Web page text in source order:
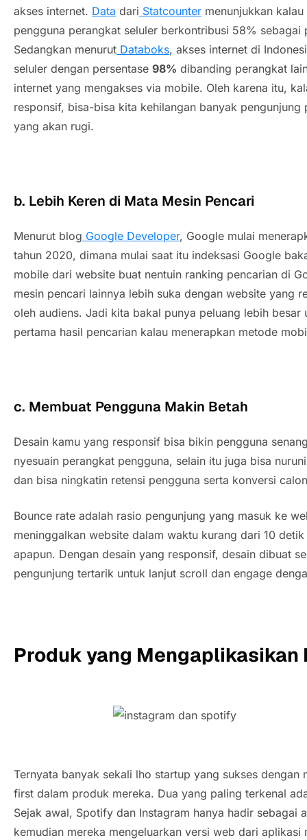
akses internet. Data dari Statcounter menunjukkan
pengguna perangkat seluler berkontribusi 58% sebagai
Sedangkan menurut Databoks, akses internet di
seluler dengan persentase 98% dibanding perangkat
internet yang mengakses via mobile. Oleh karena itu,
responsif, bisa-bisa kita kehilangan banyak pengunjung
yang akan rugi.
b. Lebih Keren di Mata Mesin Pencari
Menurut blog Google Developer, Google mulai
tahun 2020, dimana mulai saat itu indeksasi Google
mobile dari website buat nentuin ranking pencarian di
mesin pencari lainnya lebih suka dengan website yang
oleh audiens. Jadi kita bakal punya peluang lebih besar
pertama hasil pencarian kalau menerapkan metode
c. Membuat Pengguna Makin Betah
Desain kamu yang responsif bisa bikin pengguna
nyesuain perangkat pengguna, selain itu juga bisa
dan bisa ningkatin retensi pengguna serta konversi
Bounce rate adalah rasio pengunjung yang masuk ke
meninggalkan website dalam waktu kurang dari 10
apapun. Dengan desain yang responsif, desain dibuat
pengunjung tertarik untuk lanjut scroll dan engage
Produk yang
Ternyata banyak sekali lho startup yang sukses dengan
first dalam produk mereka. Dua yang paling terkenal
Sejak awal, Spotify dan Instagram hanya hadir sebagai
kemudian mereka mengeluarkan versi web dari aplikasi